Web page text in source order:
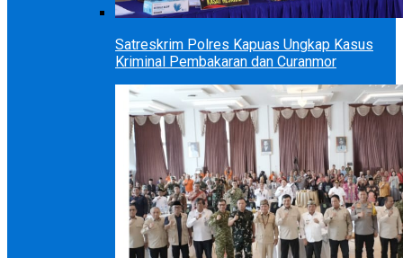
Satreskrim Polres Kapuas Ungkap Kasus
Kriminal Pembakaran dan Curanmor